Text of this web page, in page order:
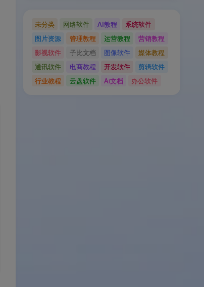
未分类 网络软件 AI教程
系统软件
图片资源
管理教程 运营教程
营销教程
影视软件
子比文档 图像软件
媒体教程
通讯软件
电商教程 开发软件
剪辑软件
行业教程
云盘软件 Ai文档 办公软件